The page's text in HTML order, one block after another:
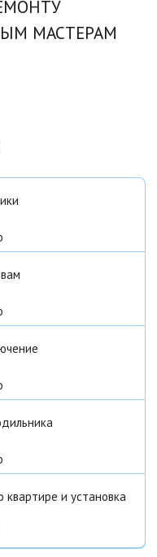
МАСТЕРАМ
квартире и установка